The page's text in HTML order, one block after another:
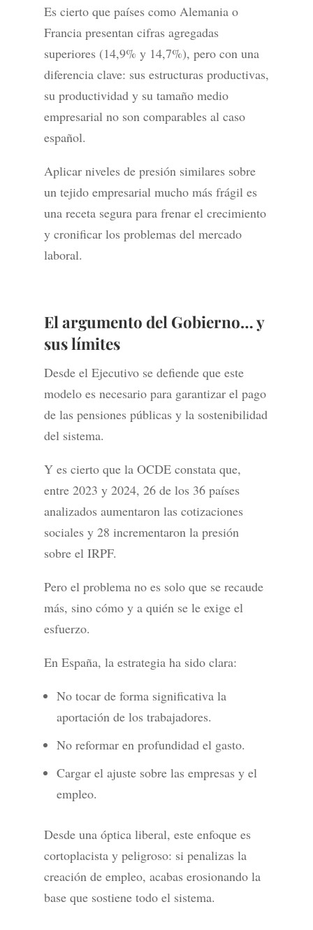
Es cierto que países como Alemania o
Francia presentan cifras agregadas
superiores (14,9% y 14,7%), pero con una
diferencia clave: sus estructuras productivas,
su productividad y su tamaño medio
empresarial no son comparables al caso
español.
Aplicar niveles de presión similares sobre
un tejido empresarial mucho más frágil es
una receta segura para frenar el crecimiento
y cronificar los problemas del mercado
laboral.
El argumento del Gobierno… y
sus límites
Desde el Ejecutivo se defiende que este
modelo es necesario para garantizar el pago
de las pensiones públicas y la sostenibilidad
del sistema.
Y es cierto que la OCDE constata que,
entre 2023 y 2024, 26 de los 36 países
analizados aumentaron las cotizaciones
sociales y 28 incrementaron la presión
sobre el IRPF.
Pero el problema no es solo que se recaude
más, sino cómo y a quién se le exige el
esfuerzo.
En España, la estrategia ha sido clara:
No tocar de forma significativa la
aportación de los trabajadores.
No reformar en profundidad el gasto.
Cargar el ajuste sobre las empresas y el
empleo.
Desde una óptica liberal, este enfoque es
cortoplacista y peligroso: si penalizas la
creación de empleo, acabas erosionando la
base que sostiene todo el sistema.